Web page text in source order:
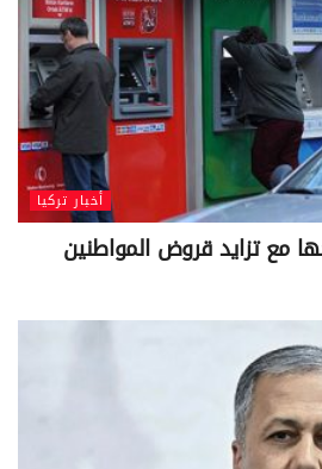
أخبار تركيا
مع تزايد قروض المواطنين